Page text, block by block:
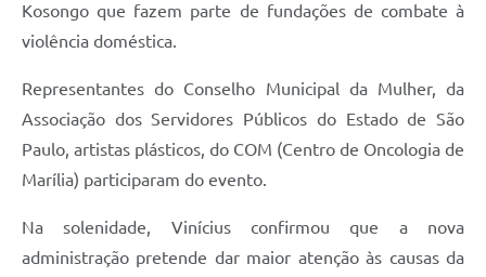
Kosongo que fazem parte de fundações de combate à
violência doméstica.
Representantes do Conselho Municipal da Mulher, da
Associação dos Servidores Públicos do Estado de São
Paulo, artistas plásticos, do COM (Centro de Oncologia de
Marília) participaram do evento.
Na solenidade, Vinícius confirmou que a nova
administração pretende dar maior atenção às causas da